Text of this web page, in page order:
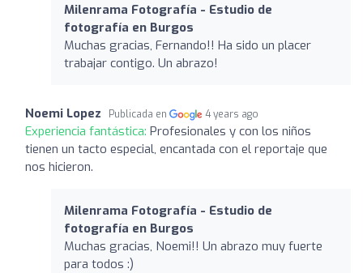
Milenrama Fotografía - Estudio de
fotografía en Burgos
Muchas gracias, Fernando!! Ha sido un placer
trabajar contigo. Un abrazo!
Noemi Lopez Publicada en 4 years ago
Experiencia fantástica: Profesionales y con los niños
tienen un tacto especial, encantada con el reportaje que
nos hicieron.
Milenrama Fotografía - Estudio de
fotografía en Burgos
Muchas gracias, Noemi!! Un abrazo muy fuerte
para todos :)